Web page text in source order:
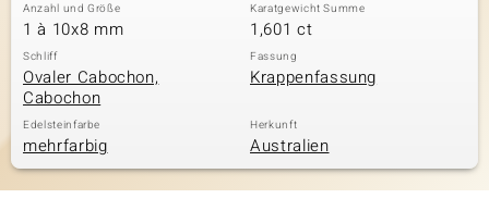
Anzahl und Größe
1 à 10x8 mm
Karatgewicht Summe
1,601 ct
Schliff
Ovaler Cabochon,
Cabochon
Fassung
Krappenfassung
Edelsteinfarbe
mehrfarbig
Herkunft
Australien